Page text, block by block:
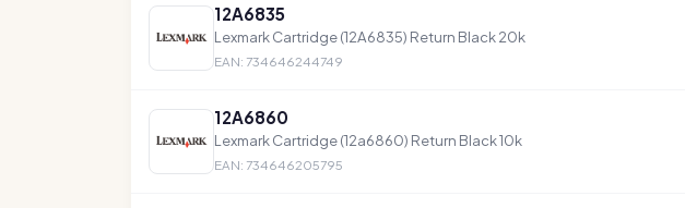
12A6835
Lexmark Cartridge (12A6835) Return Black 20k
EAN: 734646244749
12A6860
Lexmark Cartridge (12a6860) Return Black 10k
EAN: 734646205795